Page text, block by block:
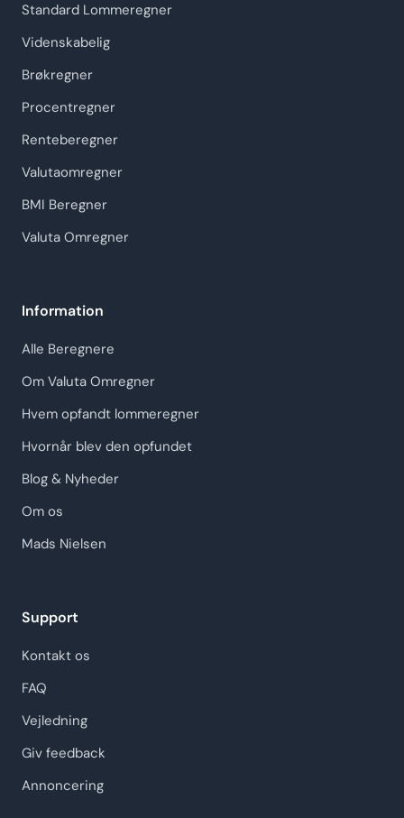
Standard Lommeregner
Videnskabelig
Brøkregner
Procentregner
Renteberegner
Valutaomregner
BMI Beregner
Valuta Omregner
Information
Alle Beregnere
Om Valuta Omregner
Hvem opfandt lommeregner
Hvornår blev den opfundet
Blog & Nyheder
Om os
Mads Nielsen
Support
Kontakt os
FAQ
Vejledning
Giv feedback
Annoncering